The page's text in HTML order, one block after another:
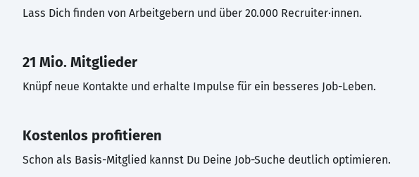
Lass Dich finden von Arbeitgebern und über 20.000 Recruiter·innen.
21 Mio. Mitglieder
Knüpf neue Kontakte und erhalte Impulse für ein besseres Job-Leben.
Kostenlos profitieren
Schon als Basis-Mitglied kannst Du Deine Job-Suche deutlich optimieren.